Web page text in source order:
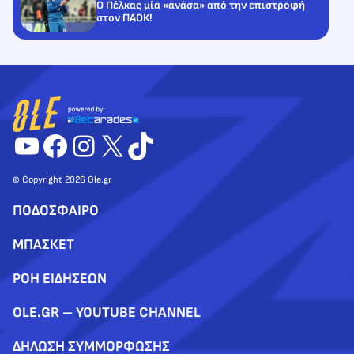
Ο Πέλκας μία «ανάσα» από την επιστροφή
στον ΠΑΟΚ!
YouTube
Facebook
Instagram
X TikTok
© Copyright 2026 Ole.gr
ΠΟΔΟΣΦΑΙΡΟ
ΜΠΑΣΚΕΤ
ΡΟΗ ΕΙΔΗΣΕΩΝ
OLE.GR – YOUTUBE CHANNEL
ΔΗΛΩΣΗ ΣΥΜΜΟΡΦΩΣΗΣ